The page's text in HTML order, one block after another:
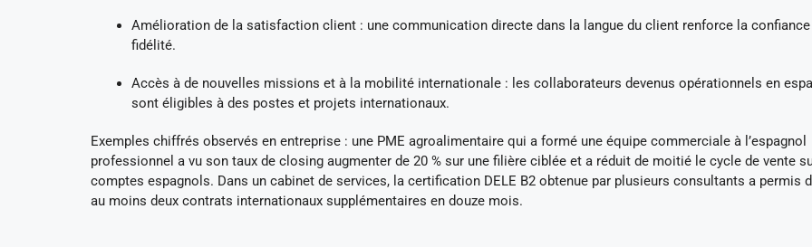
Amélioration de la satisfaction client : une communication directe dans la langue du client renforce la
fidélité.
Accès à de nouvelles missions et à la mobilité internationale : les collaborateurs devenus opérationnels en
sont éligibles à des postes et projets internationaux.
Exemples chiffrés observés en entreprise : une PME agroalimentaire qui a formé une équipe commerciale à l’espagnol
professionnel a vu son taux de closing augmenter de 20 % sur une filière ciblée et a réduit de moitié le cycle de vente
comptes espagnols. Dans un cabinet de services, la certification DELE B2 obtenue par plusieurs consultants a permis
au moins deux contrats internationaux supplémentaires en douze mois.